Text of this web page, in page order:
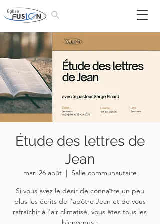
Étude des lettres de
Jean
mar. 26 août
  |
Salle communautaire
Si vous avez le désir de connaître un peu
plus les écrits de l'apôtre Jean et de vous
rafraîchir à l'air climatisé, vous êtes tous les